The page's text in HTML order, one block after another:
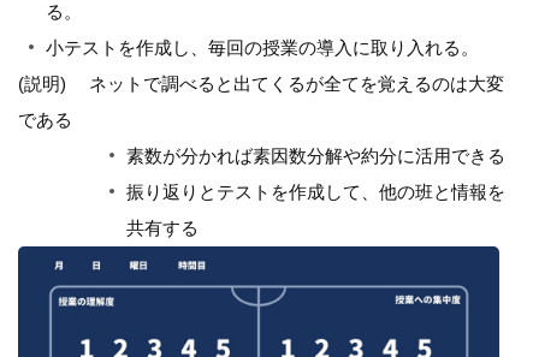
る。
小テストを作成し、毎回の授業の導入に取り入れる。
(説明) ネットで調べると出てくるが全てを覚えるのは大変
である
素数が分かれば素因数分解や約分に活用できる
振り返りとテストを作成して、他の班と情報を
共有する